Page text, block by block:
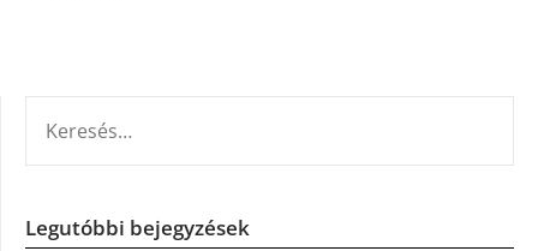
Legutóbbi bejegyzések